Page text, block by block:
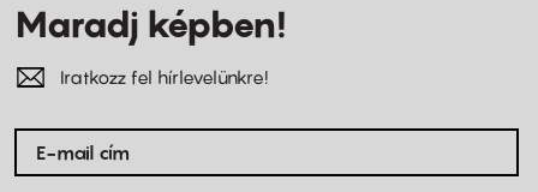
Maradj képben!
Iratkozz fel hírlevelünkre!